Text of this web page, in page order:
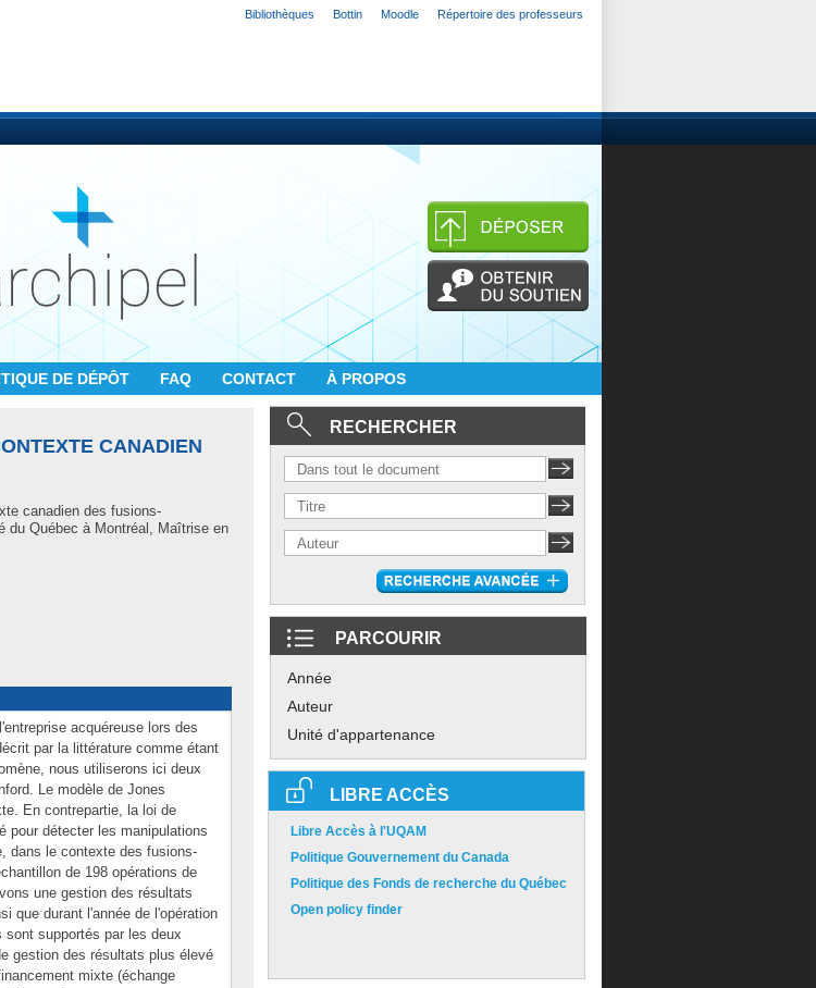
Bibliothèques Bottin Moodle Répertoire des professeurs
DE DÉPÔT FAQ CONTACT À PROPOS
CANADIEN
canadien des fusions-
du Québec à Montréal, Maîtrise en
acquéreuse lors des
par la littérature comme étant
nous utiliserons ici deux
Le modèle de Jones
En contrepartie, la loi de
pour détecter les manipulations
dans le contexte des fusions-
de 198 opérations de
une gestion des résultats
que durant l'année de l'opération
supportés par les deux
gestion des résultats plus élevé
mixte (échange
RECHERCHER
PARCOURIR
Année
Auteur
Unité d'appartenance
LIBRE ACCÈS
Libre Accès à l'UQAM
Politique Gouvernement du Canada
Politique des Fonds de recherche du Québec
Open policy finder